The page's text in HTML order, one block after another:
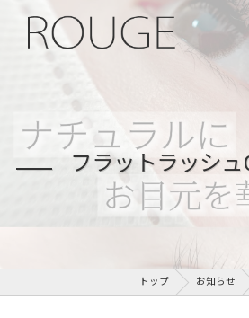
フラットラッシュ
トップ お知らせ